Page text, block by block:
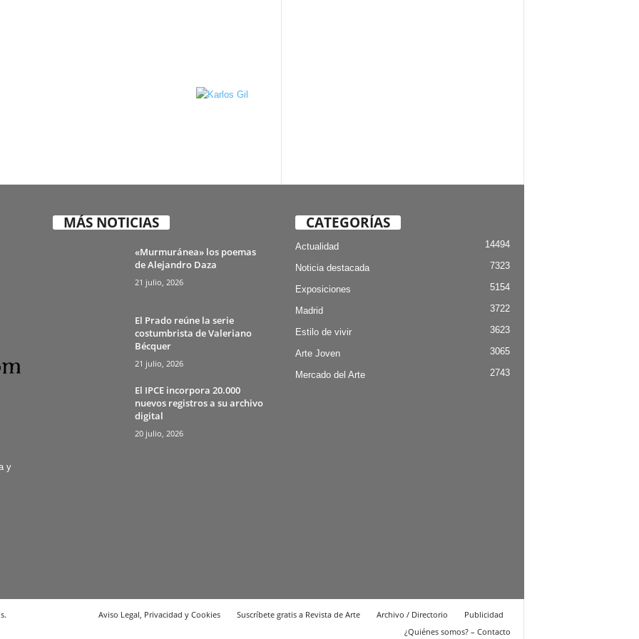
y
MÁS NOTICIAS
«Murmuránea» los poemas
de Alejandro Daza
21 julio, 2026
El Prado reúne la serie
costumbrista de Valeriano
Bécquer
21 julio, 2026
El IPCE incorpora 20.000
nuevos registros a su archivo
digital
20 julio, 2026
CATEGORÍAS
Actualidad 14494
Noticia destacada 7323
Exposiciones 5154
Madrid 3722
Estilo de vivir 3623
Arte Joven 3065
Mercado del Arte 2743
Aviso Legal, Privacidad y Cookies Suscríbete gratis a Revista de Arte Archivo / Directorio
Publicidad
¿Quiénes somos? – Contacto